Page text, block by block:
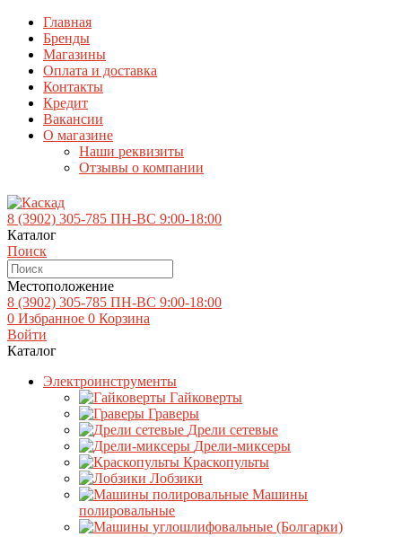
Главная
Бренды
Магазины
Оплата и доставка
Контакты
Кредит
Вакансии
О магазине
Наши реквизиты
Отзывы о компании
8 (3902) 305-785 ПН-ВС 9:00-18:00
Каталог
Поиск
Местоположение
8 (3902) 305-785 ПН-ВС 9:00-18:00
0 Избранное 0 Корзина
Войти
Каталог
Электроинструменты
Гайковерты
Граверы
Дрели сетевые
Дрели-миксеры
Краскопульты
Лобзики
Машины
полировальные